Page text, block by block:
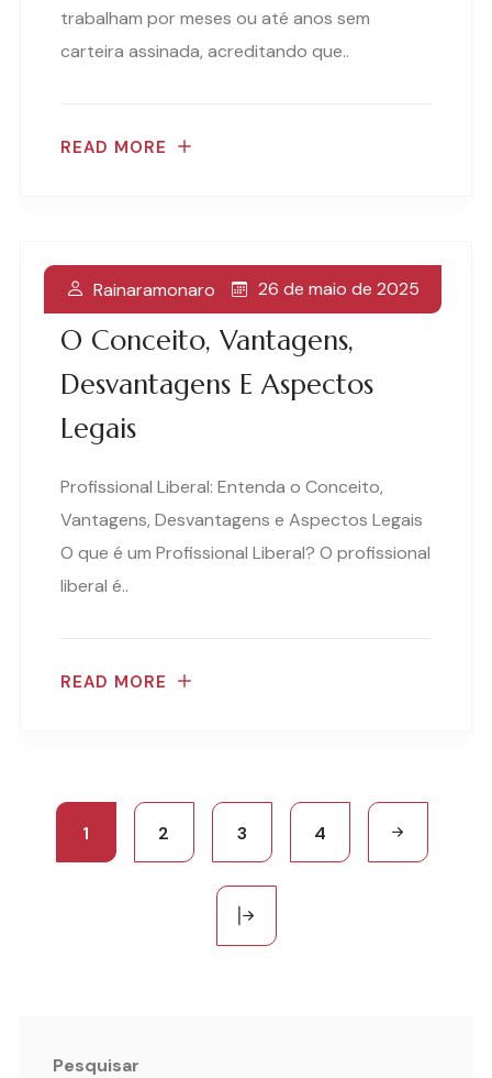
trabalham por meses ou até anos sem
carteira assinada, acreditando que..
READ MORE
Profissional Liberal: Entenda
O Conceito, Vantagens,
Desvantagens E Aspectos
Legais
Rainaramonaro 26 de maio de 2025
Profissional Liberal: Entenda o Conceito,
Vantagens, Desvantagens e Aspectos Legais
O que é um Profissional Liberal? O profissional
liberal é..
READ MORE
1 2 3 4
Pesquisar